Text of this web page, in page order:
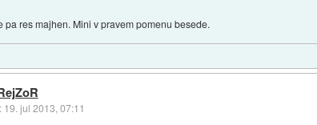
pa res majhen. Mini v pravem pomenu besede.
19. jul 2013, 07:11